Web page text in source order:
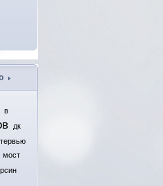
в
дк
мост